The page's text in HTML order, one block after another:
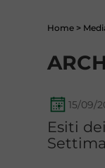
Home >
15/09/
Esiti